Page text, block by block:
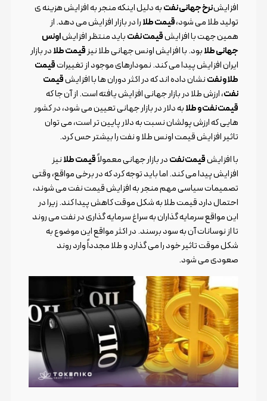
افزایشنرخ جهانی نفتبه دلیل اینکه منجر به افزایش هزینه ی
تولید طلا می شود،قیمت طلارا در بازار افزایش می دهد. از
همین جهت با افزایشقیمت نفتباید منتظر افزایشاونس
جهانی طلابود. با افزایش اونس جهانی طلا نیز قیمت طلادر بازار
ایران افزایش پیدا می کند. نمودارهای موجود از تغییراتقیمت
طلا و نفتنشان داده اند که در اکثر دوران ها با افزایشقیمت
نفت، ارزش طلا در بازار جهانی افزایش یافته است. از آن جا که
قیمت نفت و طلابه دلار در بازار جهانی تعیین می شود، در کشور
هایی که ارزش پولشان نسبت به دلار پایین تر است، می توان
تاثیر افزایش قیمت اونس طلا و نفت را بیشتر حس کرد.
با افزایشقیمت نفتدر بازار جهانی معمولاًقیمت طلانیز
افزایش پیدا می کند. اما باید توجه کرد که در برخی مواقع، وقتی
تصمیمات سیاسی مهم منجر به افزایش قیمت نفت می شوند،
احتمال دارد قیمت طلا به شکل موقت کاهش پیدا کند. زیرا در
این مواقع سرمایه گذاران به سراغ سرمایه گذاری در نفت می روند
تا از نوسانات آن به سود برسند. در اکثر مواقع این موضوع به
شکل موقت تاثیر خود را می گذارد و طلا مجدداً وارد روند
صعودی می شود.